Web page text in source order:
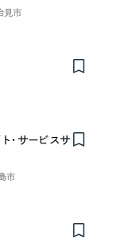
見市
・サービスサ
市